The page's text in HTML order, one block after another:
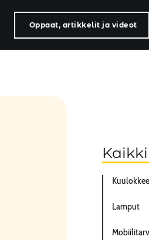
Oppaat, artikkelit ja videot
Lamput